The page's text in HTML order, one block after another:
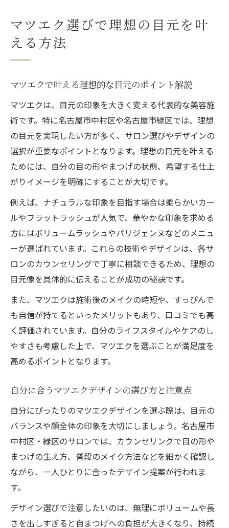
まつげの状態に合うマツエクの種類と特徴
まとめ
ライフスタイルに合わせたマツエクの選択
口コミで話題のマツエク、体験の魅力を探る
マツエクの口コミが示す人気サロンの共通
点とは
体験談で分かるマツエク施術のリアルな魅
力紹介
口コミで評判のマツエクサービスを比較解
説
施術後の満足度が高いマツエクの理由を分
析
マツエク口コミを活用したサロン選びのコ
ツ
フラットラッシュを取り入れた最新マツエク事
情
マツエク最新トレンドのフラットラッシュ
活用法
フラットラッシュならではの軽さと自然な
仕上がり
マツエクにおけるフラットラッシュの持続
フラットラッシュ導入サロン選びのポイン
ト解説
最新マツエク技術とフラットラッシュの相
性とは
自然な仕上がりを求める方に適したマツエクの
秘訣
び方
マツエク選びで理想の目元を叶
える方法
マツエクで叶える理想的な目元のポイント解説
マツエクは、目元の印象を大きく変える代表的な美容施
術です。特に名古屋市中村区や名古屋市緑区では、理想
の目元を実現したい方が多く、サロン選びやデザインの
選択が重要なポイントとなります。理想の目元を叶える
ためには、自分の目の形やまつげの状態、希望する仕上
がりイメージを明確にすることが大切です。
例えば、ナチュラルな印象を目指す場合は柔らかいカー
ルやフラットラッシュが人気で、華やかな印象を求める
方にはボリュームラッシュやパリジェンヌなどのメニュ
ーが選ばれています。これらの技術やデザインは、各サ
ロンのカウンセリングで丁寧に相談できるため、理想の
目元像を具体的に伝えることが成功の秘訣です。
また、マツエクは施術後のメイクの時短や、すっぴんで
も自信が持てるといったメリットもあり、口コミでも高
く評価されています。自分のライフスタイルやケアのし
やすさも考慮した上で、マツエクを選ぶことが満足度を
高めるポイントとなります。
自分に合うマツエクデザインの選び方と注意点
自分にぴったりのマツエクデザインを選ぶ際は、目元の
バランスや顔全体の印象を大切にしましょう。名古屋市
中村区・緑区のサロンでは、カウンセリングで目の形や
まつげの生え方、普段のメイク方法などを細かく確認し
ながら、一人ひとりに合ったデザイン提案が行われま
す。
デザイン選びで注意したいのは、無理にボリュームや長
さを出しすぎると自まつげへの負担が大きくなり、持続